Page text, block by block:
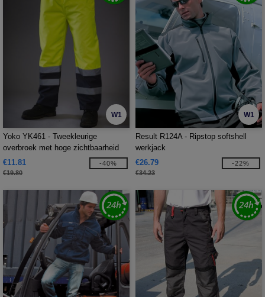
W1
Yoko YK461 - Tweekleurige
overbroek met hoge zichtbaarheid
€11.81
€19.80
-40%
W1
Result R124A - Ripstop softshell
werkjack
€26.79
€34.23
-22%